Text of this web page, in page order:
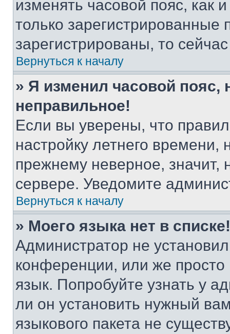
изменять часовой пояс, как
только
зарегистрированы, то
Вернуться к началу
» Я изменил часовой пояс,
неправильное!
Если вы уверены, что
настройку летнего
прежнему неверное, значит,
сервере. Уведомите
Вернуться к началу
» Моего языка нет в списке!
Администратор не
конференции, или же
язык. Попробуйте узнать у
ли он установить нужный
языкового пакета не